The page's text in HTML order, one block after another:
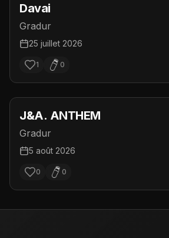
Davai
Gradur
25 juillet 2026
1 0
J&A. ANTHEM
Gradur
5 août 2026
0 0